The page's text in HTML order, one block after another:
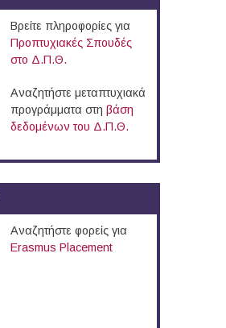
Βρείτε πληροφορίες για
Προπτυχιακές Σπουδές
στο Δ.Π.Θ.
Αναζητήστε μεταπτυχιακά
προγράμματα στη βάση
δεδομένων του Δ.Π.Θ.
Αναζητήστε φορείς για
Erasmus Placement